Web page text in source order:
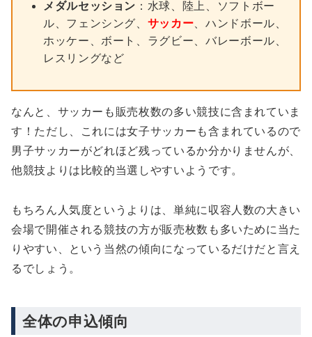
メダルセッション ：水球、陸上、ソフトボー
ル、フェンシング、 サッカー 、ハンドボール、
ホッケー、ボート、ラグビー、バレーボール、
レスリングなど
なんと、サッカーも販売枚数の多い競技に含まれていま
す！ただし、これには女子サッカーも含まれているので
男子サッカーがどれほど残っているか分かりませんが、
他競技よりは比較的当選しやすいようです。
もちろん人気度というよりは、単純に収容人数の大きい
会場で開催される競技の方が販売枚数も多いために当た
りやすい、という当然の傾向になっているだけだと言え
るでしょう。
全体の申込傾向